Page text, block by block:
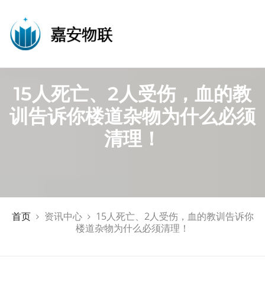
15人死亡、2人受伤，血的教
训告诉你楼道杂物为什么必须
清理！
首页 资讯中心
15人死亡、2人受伤，血的教训告诉你
楼道杂物为什么必须清理！